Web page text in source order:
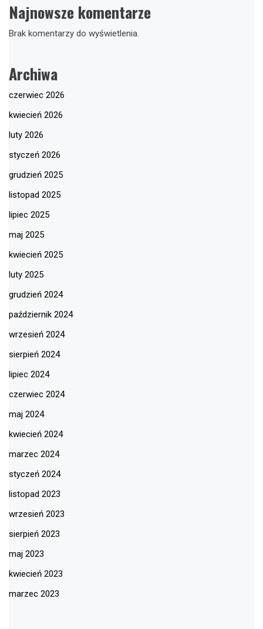
Najnowsze komentarze
Brak komentarzy do wyświetlenia.
Archiwa
czerwiec 2026
kwiecień 2026
luty 2026
styczeń 2026
grudzień 2025
listopad 2025
lipiec 2025
maj 2025
kwiecień 2025
luty 2025
grudzień 2024
październik 2024
wrzesień 2024
sierpień 2024
lipiec 2024
czerwiec 2024
maj 2024
kwiecień 2024
marzec 2024
styczeń 2024
listopad 2023
wrzesień 2023
sierpień 2023
maj 2023
kwiecień 2023
marzec 2023